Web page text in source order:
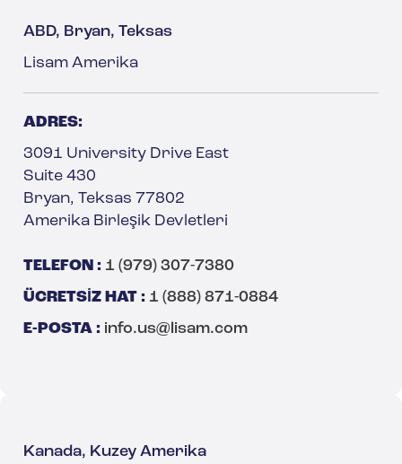
ABD, Bryan, Teksas
Lisam Amerika
ADRES:
3091 University Drive East
Suite 430
Bryan, Teksas 77802
Amerika Birleşik Devletleri
TELEFON : 1 (979) 307-7380
ÜCRETSIZ HAT : 1 (888) 871-0884
E-POSTA : info.us@lisam.com
Kanada, Kuzey Amerika